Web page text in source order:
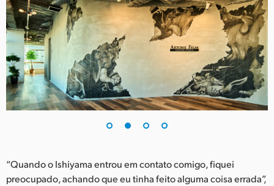
“Quando o Ishiyama entrou em contato comigo, fiquei
preocupado, achando que eu tinha feito alguma coisa errada”,